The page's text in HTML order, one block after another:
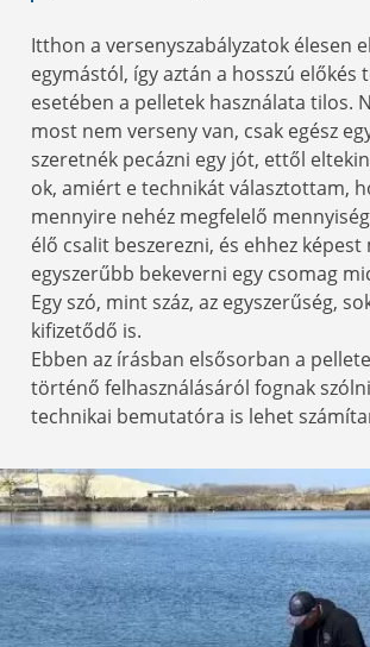
Itthon a versenyszabályzatok élesen
egymástól, így aztán a hosszú előkés
esetében a pelletek használata tilos.
most nem verseny van, csak egész
szeretnék pecázni egy jót, ettől
ok, amiért e technikát választottam,
mennyire nehéz megfelelő
élő csalit beszerezni, és ehhez képest
egyszerűbb bekeverni egy csomag
Egy szó, mint száz, az egyszerűség,
kifizetődő is.
Ebben az írásban elsősorban a
történő felhasználásáról fognak
technikai bemutatóra is lehet